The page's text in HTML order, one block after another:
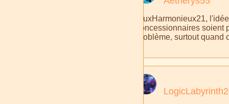
FluxHarmonieux21,
concessionnaires
problème, surtout